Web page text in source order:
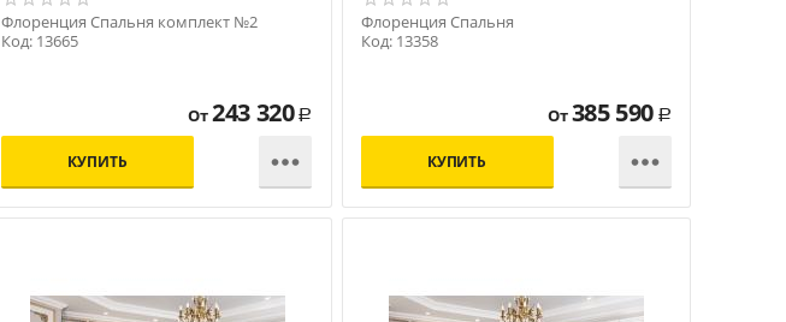
Флоренция Спальня комплект №2
Код: 13665
От243 320 Р
КУПИТЬ 
Флоренция Спальня
Код: 13358
От385 590 Р
КУПИТЬ 